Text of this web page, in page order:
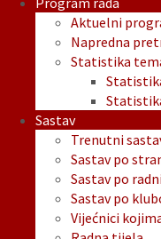
Aktuelni
Napredna
Statistika
Sastav
Trenutni
Sastav po
Sastav po
Sastav po
Vijećnici